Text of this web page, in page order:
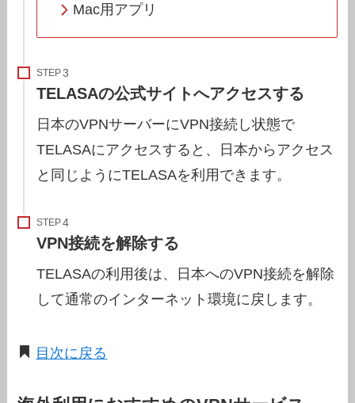
Mac用アプリ
STEP
TELASAの公式サイトへアクセスする
日本のVPNサーバーにVPN接続し状態で
TELASAにアクセスすると、日本からアクセス
と同じようにTELASAを利用できます。
STEP
VPN接続を解除する
TELASAの利用後は、日本へのVPN接続を解除
して通常のインターネット環境に戻します。
目次に戻る